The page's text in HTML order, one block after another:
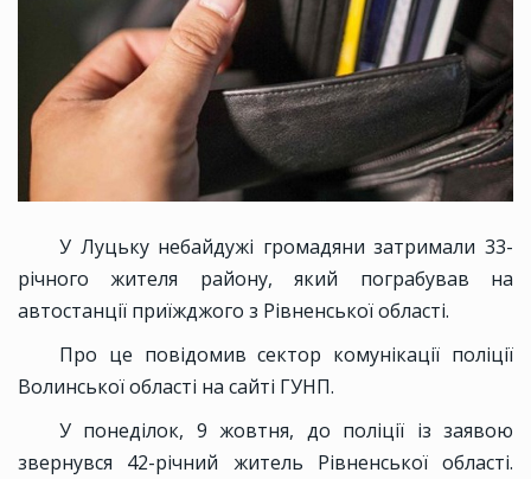
У Луцьку небайдужі громадяни затримали 33-
річного жителя району, який пограбував на
автостанції приїжджого з Рівненської області.
Про це повідомив сектор комунікації поліції
Волинської області на сайті ГУНП.
У понеділок, 9 жовтня, до поліції із заявою
звернувся 42-річний житель Рівненської області.